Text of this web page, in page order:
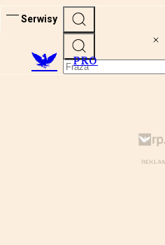
Serwisy
PRO